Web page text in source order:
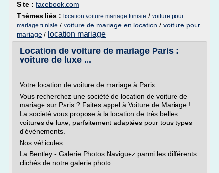
Site : facebook.com
Thèmes liés : location voiture mariage tunisie / voiture pour
mariage tunisie / voiture de mariage en location / voiture pour
mariage / location mariage
Location de voiture de mariage Paris :
voiture de luxe ...
Votre location de voiture de mariage à Paris
Vous recherchez une société de location de voiture de
mariage sur Paris ? Faites appel à Voiture de Mariage !
La société vous propose à la location de très belles
voitures de luxe, parfaitement adaptées pour tous types
d'événements.
Nos véhicules
La Bentley - Galerie Photos Naviguez parmi les différents
clichés de notre galerie photo...